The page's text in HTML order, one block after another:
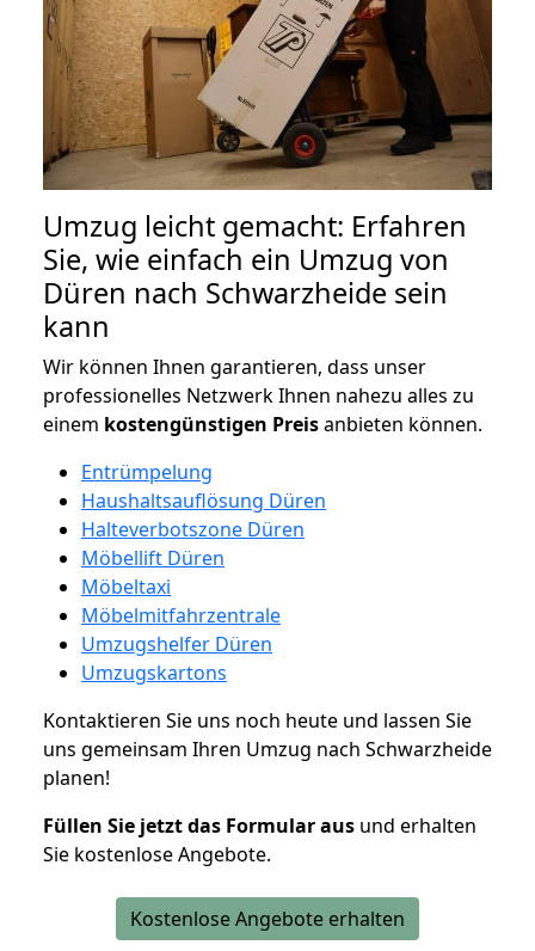
Umzug leicht gemacht: Erfahren
Sie, wie einfach ein Umzug von
Düren nach Schwarzheide sein
kann
Wir können Ihnen garantieren, dass unser
professionelles Netzwerk Ihnen nahezu alles zu
einem kostengünstigen Preisanbieten können.
Entrümpelung
Haushaltsauflösung Düren
Halteverbotszone Düren
Möbellift Düren
Möbeltaxi
Möbelmitfahrzentrale
Umzugshelfer Düren
Umzugskartons
Kontaktieren Sie uns noch heute und lassen Sie
uns gemeinsam Ihren Umzug nach Schwarzheide
planen!
Füllen Sie jetzt das Formular aus und erhalten
Sie kostenlose Angebote.
Kostenlose Angebote erhalten